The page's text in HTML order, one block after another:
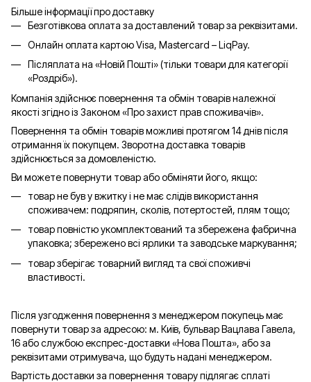
Більше інформації про доставку
Безготівкова оплата за доставлений товар за реквізитами.
Онлайн оплата картою Visa, Mastercard – LiqPay.
Післяплата на «Новій Пошті» (тільки товари для категорії
«Роздріб»).
Компанія здійснює повернення та обмін товарів належної
якості згідно із Законом «Про захист прав споживачів».
Повернення та обмін товарів можливі протягом 14 днів після
отримання їх покупцем. Зворотна доставка товарів
здійснюється за домовленістю.
Ви можете повернути товар або обміняти його, якщо:
товар не був у вжитку і не має слідів використання
споживачем: подряпин, сколів, потертостей, плям тощо;
товар повністю укомплектований та збережена фабрична
упаковка; збережено всі ярлики та заводське маркування;
товар зберігає товарний вигляд та свої споживчі
властивості.
Після узгодження повернення з менеджером покупець має
повернути товар за адресою: м. Київ, бульвар Вацлава Гавела,
16 або службою експрес-доставки «Нова Пошта», або за
реквізитами отримувача, що будуть надані менеджером.
Вартість доставки за повернення товару підлягає сплаті